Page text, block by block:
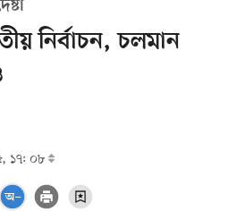
নির্বাচন, চলমান
১৭: ০৮